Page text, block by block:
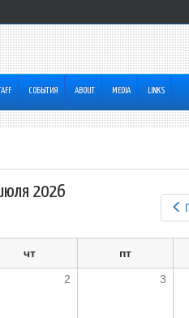
СОБЫТИЯ ABOUT MEDIA LINKS
2026
чт пт
2 3